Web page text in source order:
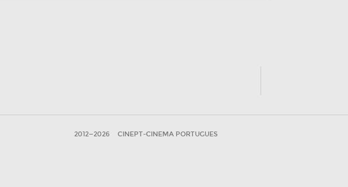
2012—2026 CINEPT-CINEMA PORTUGUES